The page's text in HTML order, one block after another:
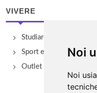
Noi
Noi
VIVERE
Studiare
Sport e Benessere
Outlet e spacci aziendali